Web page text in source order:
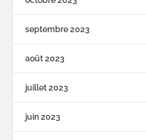
septembre 2023
août 2023
juillet 2023
juin 2023